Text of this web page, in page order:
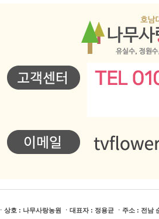
ㆍ상호 : 나무사랑농원 ㆍ대표자 : 정용균 ㆍ주소 : 전남